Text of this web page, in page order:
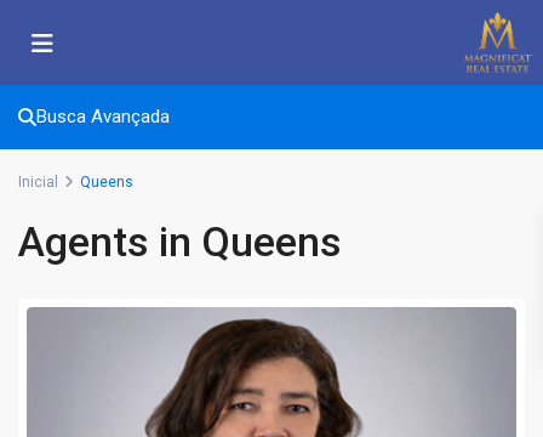
Busca Avançada
Inicial Queens
Agents in Queens